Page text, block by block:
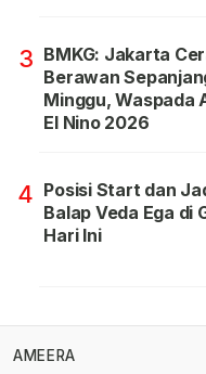
3 BMKG: Jakarta
Berawan
Minggu, Waspada
El Nino 2026
4 Posisi Start dan
Balap Veda Ega di
Hari Ini
AMEERA